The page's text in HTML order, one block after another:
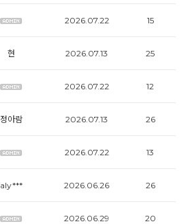
2026.07.22 15
현 2026.07.13 25
2026.07.22 12
정아람 2026.07.13 26
2026.07.22 13
aly*** 2026.06.26 26
2026.06.29 20